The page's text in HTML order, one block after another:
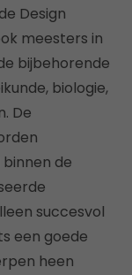
Design
meesters in
bijbehorende
biologie,
De
de
succesvol
een goede
heen